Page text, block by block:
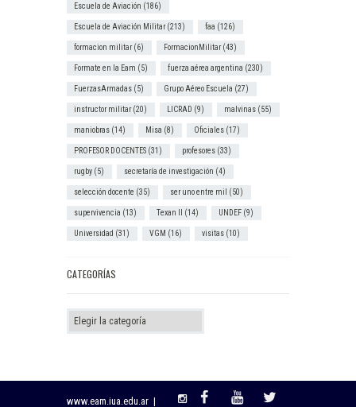
Escuela de Aviación (186)
Escuela de Aviación Militar(213) faa (126)
formacion militar(6) FormacionMilitar(43)
Formate en la Eam (5) fuerza aérea argentina (230)
FuerzasArmadas (5) Grupo Aéreo Escuela (27)
instructor militar(20) LICRAD (9) malvinas (55)
maniobras (14) Misa (8) Oficiales (17)
PROFESOR DOCENTES (31) profesores (33)
rugby (5) secretaría de investigación (4)
selección docente (35) ser uno entre mil (50)
supervivencia (13) Texan II (14) UNDEF (9)
Universidad (31) VGM (16) visitas (10)
CATEGORÍAS
Categorías
www.eam.iua.edu.ar |